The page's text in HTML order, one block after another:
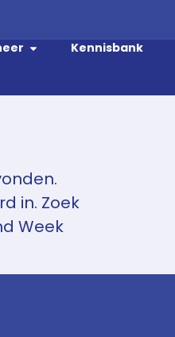
Kennisbank
in. Zoek
Week